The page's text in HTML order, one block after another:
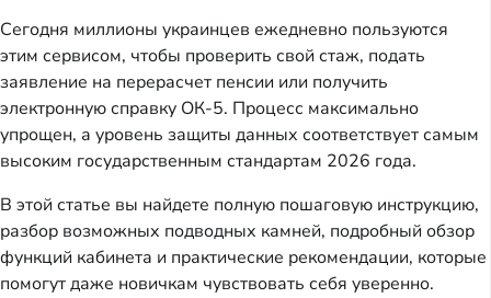
Сегодня миллионы украинцев ежедневно пользуются
этим сервисом, чтобы проверить свой стаж, подать
заявление на перерасчет пенсии или получить
электронную справку ОК-5. Процесс максимально
упрощен, а уровень защиты данных соответствует самым
высоким государственным стандартам 2026 года.
В этой статье вы найдете полную пошаговую инструкцию,
разбор возможных подводных камней, подробный обзор
функций кабинета и практические рекомендации, которые
помогут даже новичкам чувствовать себя уверенно.